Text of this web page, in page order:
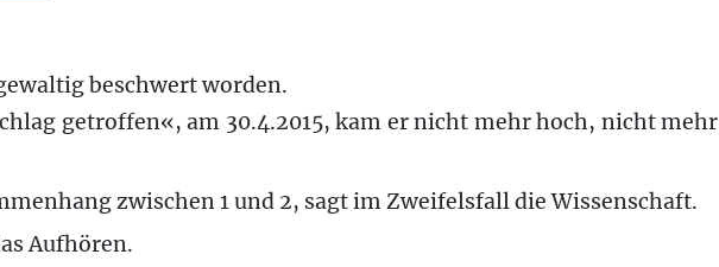
beschwert worden.
getroffen«, am 30.4.2015, kam er nicht mehr hoch, nicht mehr
zwischen 1 und 2, sagt im Zweifelsfall die Wissenschaft.
Aufhören.